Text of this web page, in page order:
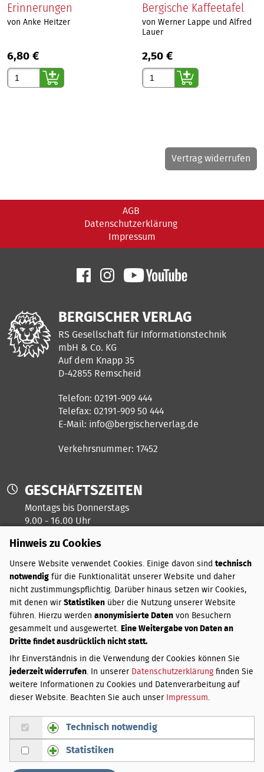
Erinnerungen
von Anke Heitzer
6,80 €
Gewünschte Anzahl
Bergische Kaffeetafel
von Werner Lappe und Alfred
Lauer
2,50 €
Gewünschte Anzahl
Vertrag widerrufen
AGB
Datenschutzerklärung
Impressum
BERGISCHER VERLAG
RS Gesellschaft für Informationstechnik
mbH & Co. KG
Auf dem Knapp 35
D-42855 Remscheid
Telefon: 02191-909 444
Telefax: 02191-909 50 444
E-Mail: info@bergischerverlag.de
Verkehrsnummer: 17452
GESCHÄFTSZEITEN
Montags bis Donnerstags
9.00 - 16.00 Uhr
Freitags ist unser Kreativtag
ZAHLUNGSARTEN
PayPal
Vorkasse
VERSANDKOSTEN
Innerhalb Deutschlands:
Bis 3 kg
3,50 €
Über 3 bis 20 kg
4,50 €
Über 20 bis 31,5 kg 5,50 €
Bei Lieferung außerhalb Deutschlands weichen die
Versandgebühren von den hier genannten ab. Sie werden
per E-Mail über die zusätzlichen Kosten informiert und
Hinweis zu Cookies
Unsere Website verwendet Cookies. Einige davon sind technisch
notwendig für die Funktionalität unserer Website und daher
nicht zustimmungspflichtig. Darüber hinaus setzen wir Cookies,
mit denen wir Statistiken über die Nutzung unserer Website
führen. Hierzu werden anonymisierte Daten von Besuchern
gesammelt und ausgewertet. Eine Weitergabe von Daten an
Dritte findet ausdrücklich nicht statt.
Ihr Einverständnis in die Verwendung der Cookies können Sie
jederzeit widerrufen. In unserer Datenschutzerklärung finden Sie
weitere Informationen zu Cookies und Datenverarbeitung auf
dieser Website. Beachten Sie auch unser Impressum.
Gruppe Technisch notwendig zustimmen
Technisch notwendig
Gruppe Statistiken zustimmen
Statistiken